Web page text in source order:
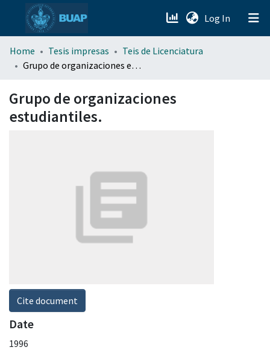
Log In (current)
menu.section.about_menu
Home Tesis impresas
Teis de Licenciatura
Grupo de organizaciones estudiantiles.
Grupo de organizaciones
estudiantiles.
Cite document
Date
1996